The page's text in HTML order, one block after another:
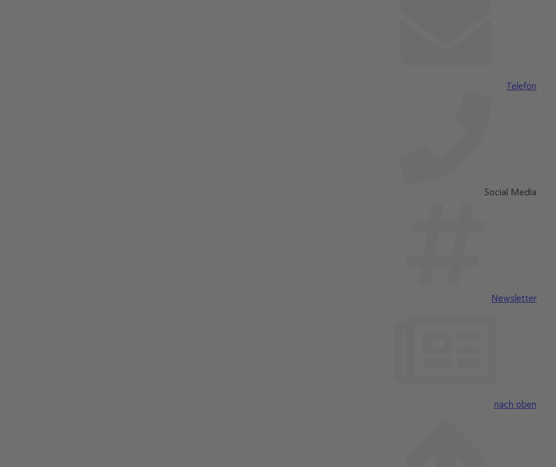
Telefon
Social Media
Newsletter
nach oben